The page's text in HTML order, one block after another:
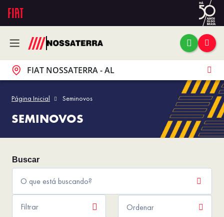
FIAT NOSSATERRA - AL
Página Inicial Seminovos
SEMINOVOS
Filtrar Ordenar